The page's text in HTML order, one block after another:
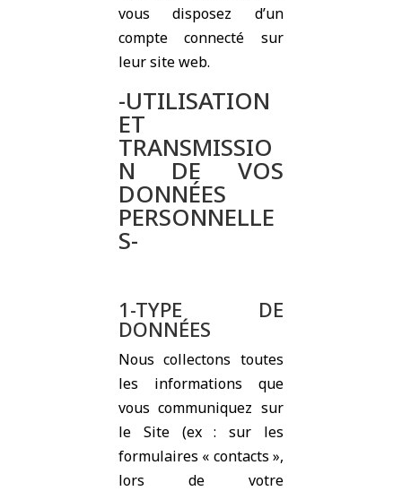
vous disposez d’un
compte connecté sur
leur site web.
-UTILISATION
ET
TRANSMISSIO
N DE VOS
DONNÉES
PERSONNELLE
S-
1-TYPE DE
DONNÉES
Nous collectons toutes
les informations que
vous communiquez sur
le Site (ex : sur les
formulaires « contacts »,
lors de votre